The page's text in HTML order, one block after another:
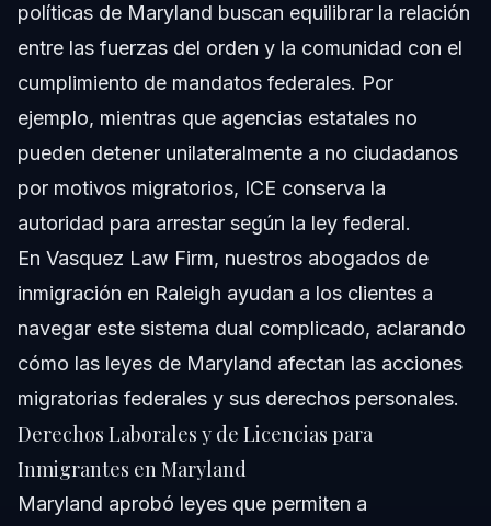
políticas de Maryland buscan equilibrar la relación
entre las fuerzas del orden y la comunidad con el
cumplimiento de mandatos federales. Por
ejemplo, mientras que agencias estatales no
pueden detener unilateralmente a no ciudadanos
por motivos migratorios, ICE conserva la
autoridad para arrestar según la ley federal.
En Vasquez Law Firm, nuestros abogados de
inmigración en Raleigh ayudan a los clientes a
navegar este sistema dual complicado, aclarando
cómo las leyes de Maryland afectan las acciones
migratorias federales y sus derechos personales.
Derechos Laborales y de Licencias para
Inmigrantes en Maryland
Maryland aprobó leyes que permiten a